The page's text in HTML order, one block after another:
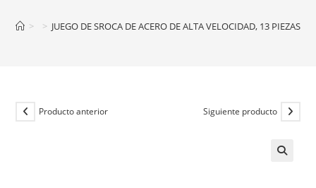
> > JUEGO DE SROCA DE ACERO DE ALTA VELOCIDAD, 13 PIEZAS
Producto anterior Siguiente producto